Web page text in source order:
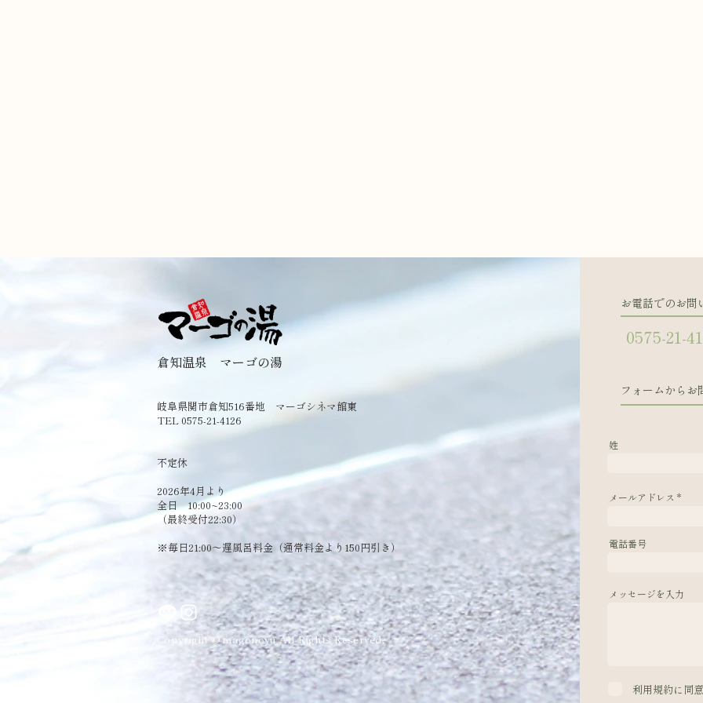
倉知温泉 マーゴの湯
岐阜県関市倉知516番地 マーゴシネマ館東
TEL 0575-21-4126
​不定休
2026年4月より
全日 10:00~23:00
（最終受付22:30）
​※毎日21:00～遅風呂料金（通常料金より150円引き）
Copyright © magonoyu All Rights Reserved.
お電話でのお問
0575-21-
フォームからお
姓
メールアドレス
電話番号
メッセージを入力
利用規約に同